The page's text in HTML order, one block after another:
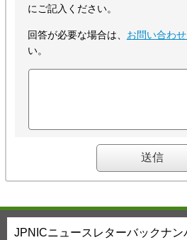
にご記入ください。
回答が必要な場合は、 お問い合わ
い。
JPNICニュースレターバックナン